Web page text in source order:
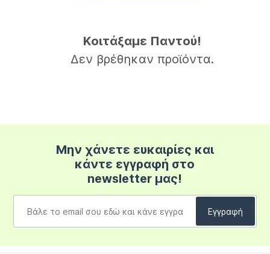
Κοιτάξαμε Παντού!
Δεν βρέθηκαν προϊόντα.
Μην χάνετε ευκαιρίες και
κάντε εγγραφή στο
newsletter μας!